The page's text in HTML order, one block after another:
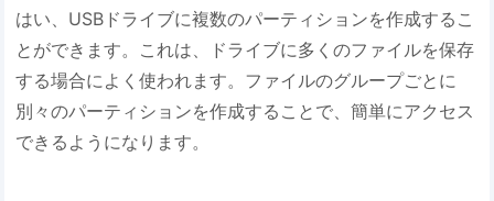
はい、USBドライブに複数のパーティションを作成するこ
とができます。これは、ドライブに多くのファイルを保存
する場合によく使われます。ファイルのグループごとに
別々のパーティションを作成することで、簡単にアクセス
できるようになります。